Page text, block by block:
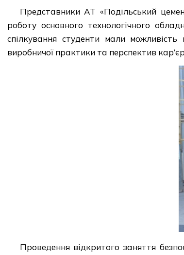
Представники АТ «Подільський
роботу основного технологічного
спілкування студенти мали
виробничої практики та перспектив
Проведення відкритого заняття